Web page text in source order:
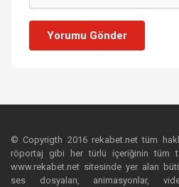
Yorumu Gönder
© Copyrigth 2016 rekabet.net tüm
röportaj gibi her türlü içeriğinin tüm
www.rekabet.net sitesinde yer alan
ses dosyaları, animasyonlar,